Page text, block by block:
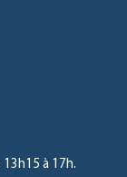
à 17h.